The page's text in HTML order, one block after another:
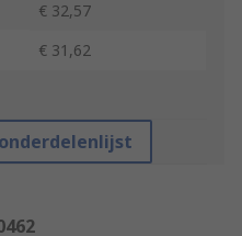
€ 32,57
€ 31,62